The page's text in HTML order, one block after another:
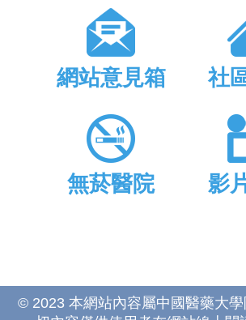
網站意見箱 社
無菸醫院 影
© 2023 本網站內容屬中國醫藥大學